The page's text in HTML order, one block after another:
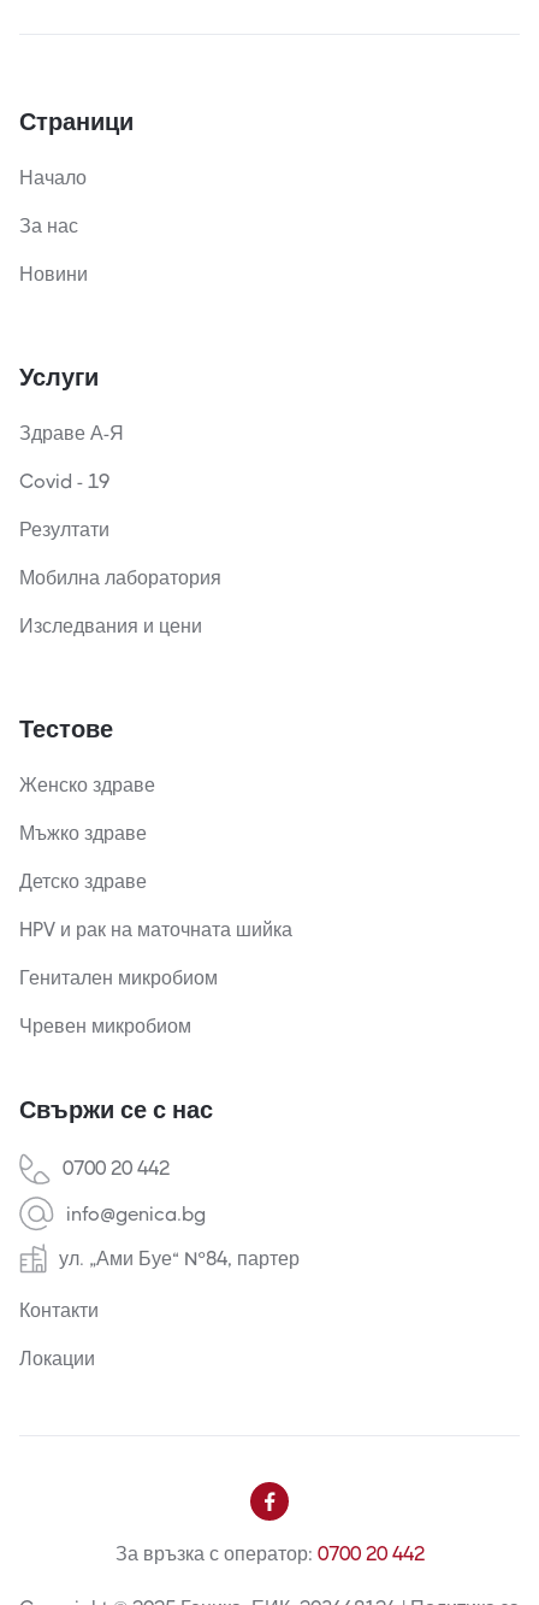
Страници
Начало
За нас
Новини
Услуги
Здраве А-Я
Covid - 19
Резултати
Мобилна лаборатория
Изследвания и цени
Тестове
Женско здраве
Мъжко здраве
Детско здраве
HPV и рак на маточната шийка
Генитален микробиом
Чревен микробиом
Свържи се с нас
0700 20 442
info@genica.bg
ул. „Ами Буе“ №84, партер
Контакти
Локации
За връзка с оператор: 0700 20 442
